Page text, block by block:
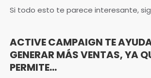
Si todo esto te parece interesante,
ACTIVE CAMPAIGN TE
GENERAR MÁS VENTAS, YA
PERMITE...